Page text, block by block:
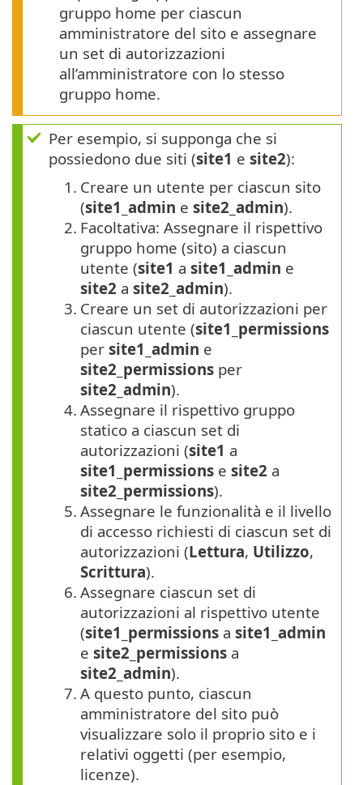
gruppo home per ciascun
amministratore del sito e assegnare
un set di autorizzazioni
all’amministratore con lo stesso
gruppo home.
Per esempio, si supponga che si
possiedono due siti (site1 e site2):
1. Creare un utente per ciascun sito
(site1_admin e site2_admin).
2. Facoltativa: Assegnare il rispettivo
gruppo home (sito) a ciascun
utente (site1 a site1_admin e
site2 a site2_admin).
3. Creare un set di autorizzazioni per
ciascun utente (site1_permissions
per site1_admin e
site2_permissions per
site2_admin).
4. Assegnare il rispettivo gruppo
statico a ciascun set di
autorizzazioni (site1 a
site1_permissions e site2 a
site2_permissions).
5. Assegnare le funzionalità e il livello
di accesso richiesti di ciascun set di
autorizzazioni (Lettura, Utilizzo,
Scrittura).
6. Assegnare ciascun set di
autorizzazioni al rispettivo utente
(site1_permissions a site1_admin
e site2_permissions a
site2_admin).
7. A questo punto, ciascun
amministratore del sito può
visualizzare solo il proprio sito e i
relativi oggetti (per esempio,
licenze).